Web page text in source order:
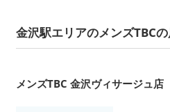
金沢駅エリアのメンズTBC
メンズTBC 金沢ヴィサージュ店